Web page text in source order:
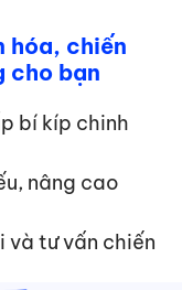
hóa, chiến
cho bạn
bí kíp chinh
nâng cao
và tư vấn chiến